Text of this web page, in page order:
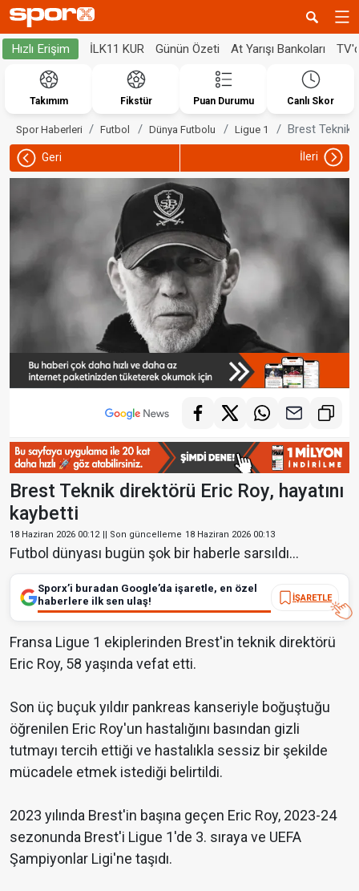
Hızlı Erişim İLK11 KUR Günün Özeti At Yarışı Bankoları
Takımım Fikstür Puan Durumu Canlı Skor
Spor Haberleri Futbol Dünya Futbolu Ligue 1 Brest Teknik
Geri İleri
Brest Teknik direktörü Eric Roy, hayatını
kaybetti
18 Haziran 2026 00:12 || Son güncelleme 18 Haziran 2026 00:13
Futbol dünyası bugün şok bir haberle sarsıldı...
Sporx’i buradan Google’da işaretle, en özel
haberlere ilk sen ulaş!
İŞARETLE
Fransa Ligue 1 ekiplerinden Brest'in teknik direktörü
Eric Roy, 58 yaşında vefat etti.
Son üç buçuk yıldır pankreas kanseriyle boğuştuğu
öğrenilen Eric Roy'un hastalığını basından gizli
tutmayı tercih ettiği ve hastalıkla sessiz bir şekilde
mücadele etmek istediği belirtildi.
2023 yılında Brest'in başına geçen Eric Roy, 2023-24
sezonunda Brest'i Ligue 1'de 3. sıraya ve UEFA
Şampiyonlar Ligi'ne taşıdı.